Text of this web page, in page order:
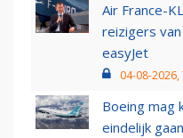
Air France-
reizigers van
easyJet
04-08-2026,
Boeing mag
eindelijk